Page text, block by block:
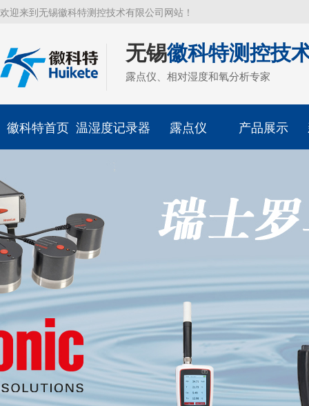
欢迎来到无锡徽科特测控技术有限公司网站！
无锡徽科特测控技
露点仪、相对湿度和氧分析专家
徽科特首页 温湿度记录器 露点仪 产品展示